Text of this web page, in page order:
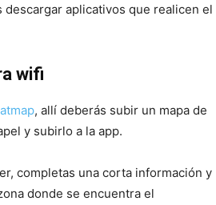
aplicativos que realicen el
wifi
, allí deberás subir un mapa de
y subirlo a la app.
completas una corta información y
donde se encuentra el